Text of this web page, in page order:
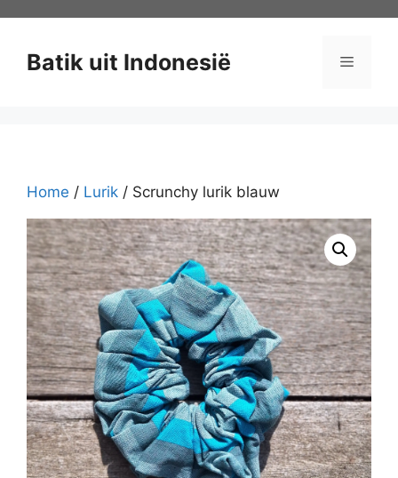
inhoud
Batik uit Indonesië Menu
Home / Lurik / Scrunchy lurik blauw